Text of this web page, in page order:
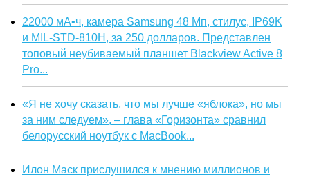
22000 мА•ч, камера Samsung 48 Мп, стилус, IP69K
и MIL-STD-810H, за 250 долларов. Представлен
топовый неубиваемый планшет Blackview Active 8
Pro...
«Я не хочу сказать, что мы лучше «яблока», но мы
за ним следуем», – глава «Горизонта» сравнил
белорусский ноутбук с MacBook...
Илон Маск прислушился к мнению миллионов и